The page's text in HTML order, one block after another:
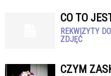
CO TO
REKWIZYTY
ZDJĘĆ
CZYM